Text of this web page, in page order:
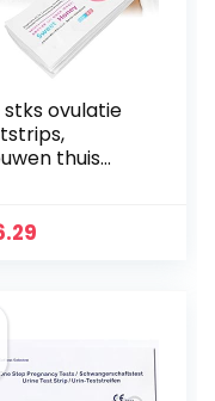
stks ovulatie
thuis
teststrips